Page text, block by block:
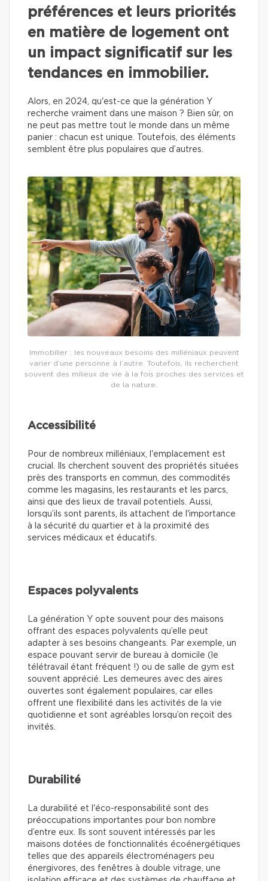
préférences et leurs priorités
en matière de logement ont
un impact significatif sur les
tendances en immobilier.
Alors, en 2024, qu'est-ce que la génération Y
recherche vraiment dans une maison ? Bien sûr, on
ne peut pas mettre tout le monde dans un même
panier : chacun est unique. Toutefois, des éléments
semblent être plus populaires que d’autres.
Immobilier : les nouveaux besoins des milléniaux peuvent
varier d’une personne à l’autre. Toutefois, ils recherchent
souvent des milieux de vie à la fois proches des services et
de la nature.
Accessibilité
Pour de nombreux milléniaux, l'emplacement est
crucial. Ils cherchent souvent des propriétés situées
près des transports en commun, des commodités
comme les magasins, les restaurants et les parcs,
ainsi que des lieux de travail potentiels. Aussi,
lorsqu’ils sont parents, ils attachent de l'importance
à la sécurité du quartier et à la proximité des
services médicaux et éducatifs.
Espaces polyvalents
La génération Y opte souvent pour des maisons
offrant des espaces polyvalents qu’elle peut
adapter à ses besoins changeants. Par exemple, un
espace pouvant servir de bureau à domicile (le
télétravail étant fréquent !) ou de salle de gym est
souvent apprécié. Les demeures avec des aires
ouvertes sont également populaires, car elles
offrent une flexibilité dans les activités de la vie
quotidienne et sont agréables lorsqu’on reçoit des
invités.
Durabilité
La durabilité et l'éco-responsabilité sont des
préoccupations importantes pour bon nombre
d’entre eux. Ils sont souvent intéressés par les
maisons dotées de fonctionnalités écoénergétiques
telles que des appareils électroménagers peu
énergivores, des fenêtres à double vitrage, une